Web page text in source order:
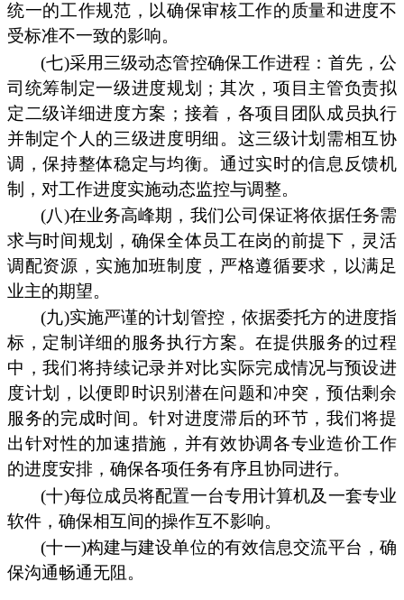
统一的工作规范，以确保审核工作的质量和进度不
受标准不一致的影响。
(七)采用三级动态管控确保工作进程：首先，公
司统筹制定一级进度规划；其次，项目主管负责拟
定二级详细进度方案；接着，各项目团队成员执行
并制定个人的三级进度明细。这三级计划需相互协
调，保持整体稳定与均衡。通过实时的信息反馈机
制，对工作进度实施动态监控与调整。
(八)在业务高峰期，我们公司保证将依据任务需
求与时间规划，确保全体员工在岗的前提下，灵活
调配资源，实施加班制度，严格遵循要求，以满足
业主的期望。
(九)实施严谨的计划管控，依据委托方的进度指
标，定制详细的服务执行方案。在提供服务的过程
中，我们将持续记录并对比实际完成情况与预设进
度计划，以便即时识别潜在问题和冲突，预估剩余
服务的完成时间。针对进度滞后的环节，我们将提
出针对性的加速措施，并有效协调各专业造价工作
的进度安排，确保各项任务有序且协同进行。
(十)每位成员将配置一台专用计算机及一套专业
软件，确保相互间的操作互不影响。
(十一)构建与建设单位的有效信息交流平台，确
保沟通畅通无阻。